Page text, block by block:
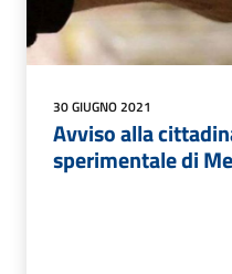
30 GIUGNO 2021
Avviso alla
sperimentale di